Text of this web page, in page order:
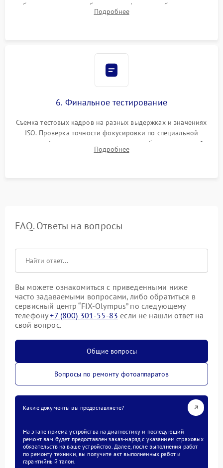
рабочего отрезка, калибровка автофокуса, стабилизатора и
экспозамера с помощью сервисного ПО.
Подробнее
6. Финальное тестирование
Съемка тестовых кадров на разных выдержках и значениях
ISO. Проверка точности фокусировки по специальной
мишени. Тест записи на карту памяти, работы встроенной
вспышки, микрофона и всех кнопок управления.
Подробнее
FAQ. Ответы на вопросы
Вы можете ознакомиться с приведенными ниже
часто задаваемыми вопросами, либо обратиться в
сервисный центр “FIX-Olympus” по следующему
телефону+7 (800) 301-55-83 если не нашли ответ на
свой вопрос.
Общие вопросы
Вопросы по ремонту фотоаппаратов
Какие документы вы предоставляете?
На этапе приема устройства на диагностику и последующий
ремонт вам будет предоставлен заказ-наряд с указанием страховых
обязательств на ваше устройство. Далее, после выполнения работ
по ремонту техники, вы получите акт выполненных работ и
гарантийный талон.